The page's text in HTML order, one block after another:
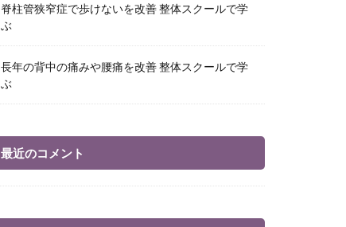
脊柱管狭窄症で歩けないを改善 整体スクールで学
ぶ
長年の背中の痛みや腰痛を改善 整体スクールで学
ぶ
最近のコメント